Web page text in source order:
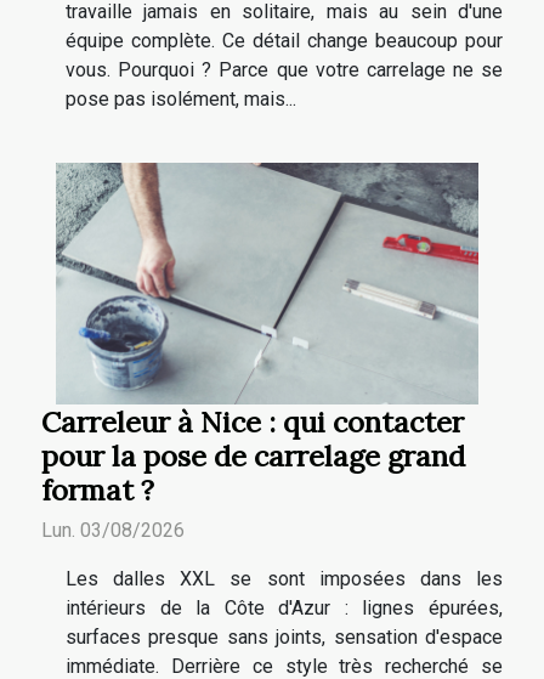
travaille jamais en solitaire, mais au sein d'une
équipe complète. Ce détail change beaucoup pour
vous. Pourquoi ? Parce que votre carrelage ne se
pose pas isolément, mais...
Carreleur à Nice : qui contacter
pour la pose de carrelage grand
format ?
Lun. 03/08/2026
Les dalles XXL se sont imposées dans les
intérieurs de la Côte d'Azur : lignes épurées,
surfaces presque sans joints, sensation d'espace
immédiate. Derrière ce style très recherché se